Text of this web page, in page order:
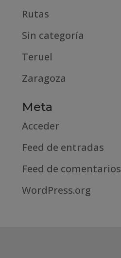
Rutas
Sin categoría
Teruel
Zaragoza
Meta
Acceder
Feed de entradas
Feed de comentarios
WordPress.org